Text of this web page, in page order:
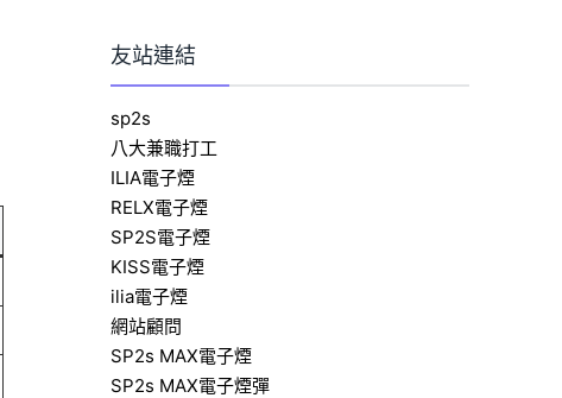
友站連結
sp2s
八大兼職打工
ILIA電子煙
RELX電子煙
SP2S電子煙
KISS電子煙
ilia電子煙
網站顧問
SP2s MAX電子煙
SP2s MAX電子煙彈